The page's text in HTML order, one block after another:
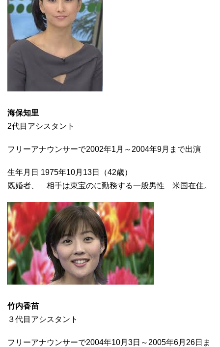
海保知里
2代目アシスタント
フリーアナウンサーで2002年1月～2004年9月まで出演
生年月日 1975年10月13日（42歳）
既婚者、 相手は東宝のに勤務する一般男性 米国在住。
竹内香苗
３代目アシスタント
フリーアナウンサーで2004年10月3日～2005年6月26日ま